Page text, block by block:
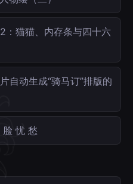
：猫猫、内存条与四十六
自动生成“骑马订”排版的
脸 忧 愁